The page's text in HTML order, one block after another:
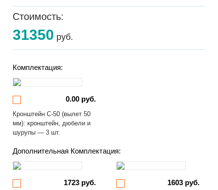
Стоимость:
31350 руб.
Комплектация:
0.00 руб.
Кронштейн С-50 (вылет 50
мм): кронштейн, дюбели и
шурупы — 3 шт.
Дополнительная Комплектация:
1723 руб. 1603 руб.